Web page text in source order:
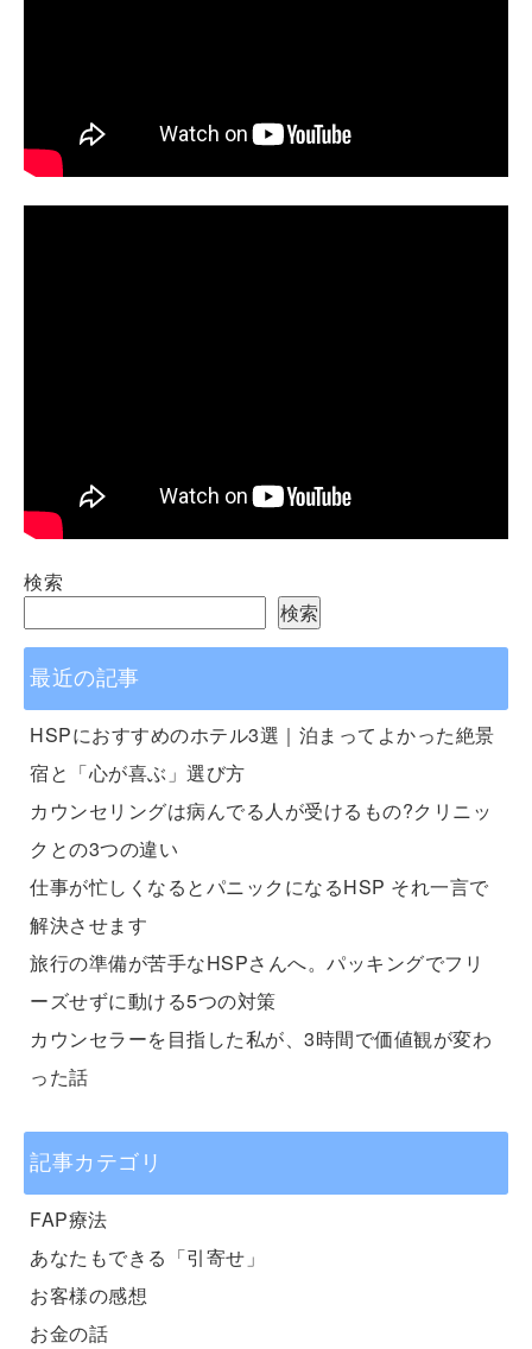
検索
検索
最近の記事
HSPにおすすめのホテル3選｜泊まってよかった絶景
宿と「心が喜ぶ」選び方
カウンセリングは病んでる人が受けるもの?クリニッ
クとの3つの違い
仕事が忙しくなるとパニックになるHSP それ一言で
解決させます
旅行の準備が苦手なHSPさんへ。パッキングでフリ
ーズせずに動ける5つの対策
カウンセラーを目指した私が、3時間で価値観が変わ
った話
記事カテゴリ
FAP療法
あなたもできる「引寄せ」
お客様の感想
お金の話